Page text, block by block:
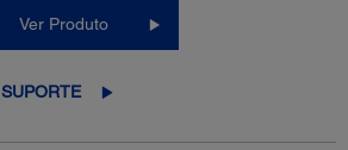
Ver Produto
SUPORTE